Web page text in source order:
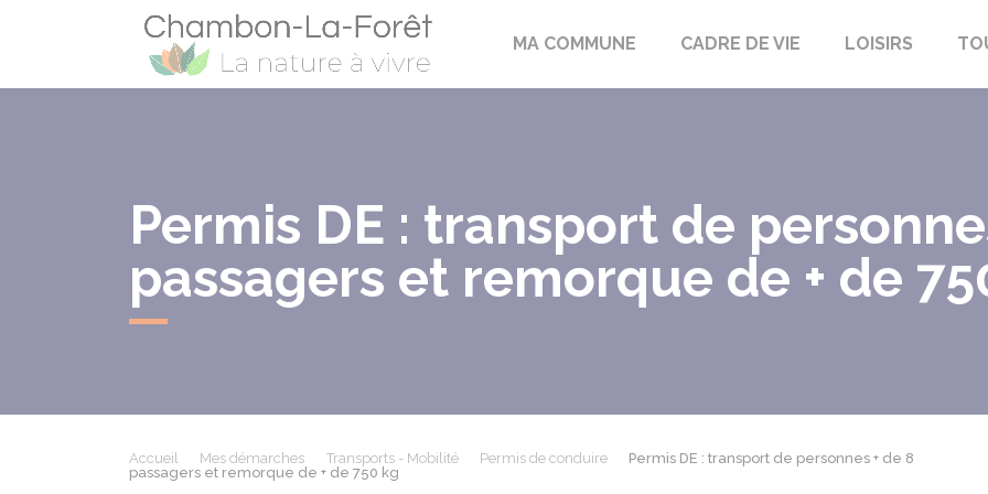
Chambon-la-Fôret
MA COMMUNE CADRE DE VIE LOISIRS
Permis DE : transport de
passagers et remorque de + de
Accueil Mes démarches Transports - Mobilité Permis de conduire
Permis DE : transport de personnes + de 8
passagers et remorque de + de 750 kg